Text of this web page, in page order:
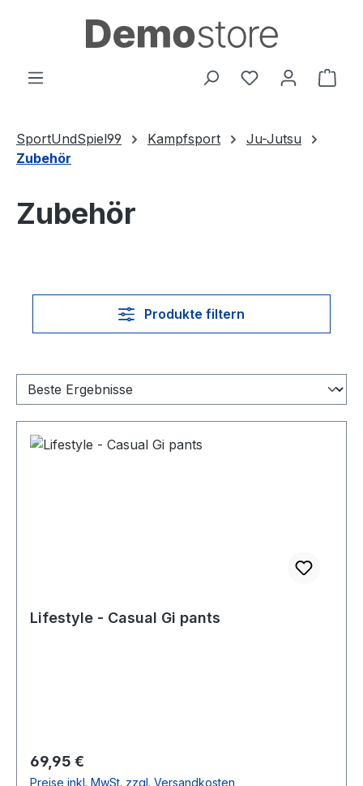
Zum Hauptinhalt springen
Du hast 0
SportUndSpiel99 Kampfsport
Ju-Jutsu
Zubehör
Zubehör
Produkte filtern
Lifestyle - Casual Gi pants
Regulärer Preis:
69,95 €
Preise inkl. MwSt. zzgl. Versandkosten